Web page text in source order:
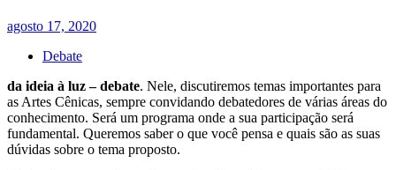
agosto 17, 2020
Debate
da ideia à luz – debate. Nele, discutiremos temas importantes para
as Artes Cênicas, sempre convidando debatedores de várias áreas do
conhecimento. Será um programa onde a sua participação será
fundamental. Queremos saber o que você pensa e quais são as suas
dúvidas sobre o tema proposto.